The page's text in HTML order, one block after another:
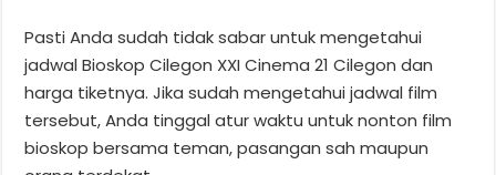
Pasti Anda sudah tidak sabar untuk mengetahui
jadwal Bioskop Cilegon XXI Cinema 21 Cilegon dan
harga tiketnya. Jika sudah mengetahui jadwal film
tersebut, Anda tinggal atur waktu untuk nonton film
bioskop bersama teman, pasangan sah maupun